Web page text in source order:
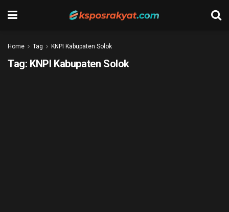
Home Tag KNPI Kabupaten Solok
Tag: KNPI Kabupaten Solok